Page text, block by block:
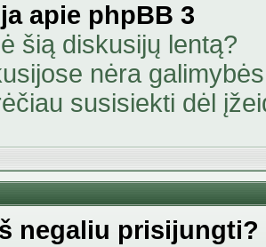
apie phpBB 3
šią diskusijų lentą?
nėra
susisiekti dėl
negaliu prisijungti?